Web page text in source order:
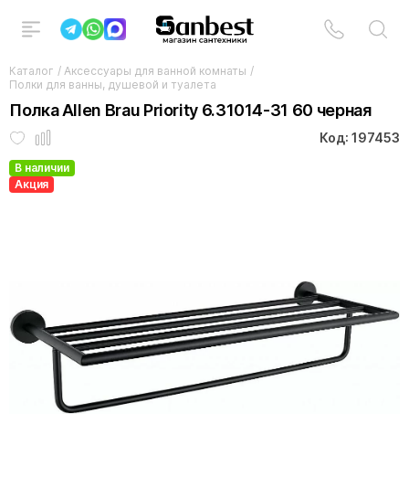
Каталог / Аксессуары для ванной комнаты /
Полки для ванны, душевой и туалета
Полка Allen Brau Priority 6.31014-31 60 черная
Код: 197453
В наличии
Акция